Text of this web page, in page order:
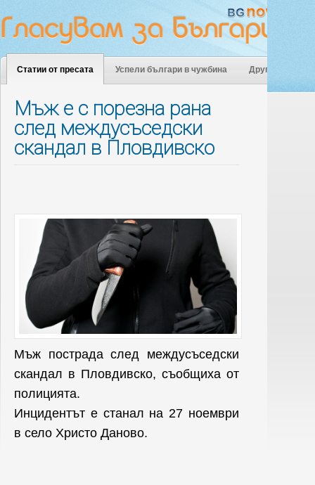
Статии от пресата Успели българи в чужбина Други
Мъж е с порезна рана
след междусъседски
скандал в Пловдивско
Мъж пострада след междусъседски
скандал в Пловдивско, съобщиха от
полицията.
Инцидентът е станал на 27 ноември
в село Христо Даново.